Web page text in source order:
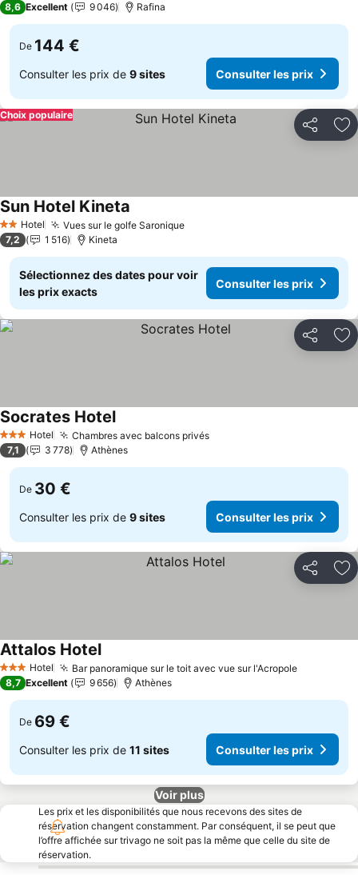
8,6 Excellent 9 046 Rafina
De 144 €
Consulter les prix de 9 sites Consulter les prix
Partager
Choix populaire
2 Étoiles
Hotel Vues sur le golfe Saronique
Sun Hotel Kineta
7,2 1 516 Kineta
Sélectionnez des dates pour voir
les prix exacts
Consulter les prix
Partager
3 ÉtoilesHotel Chambres avec balcons privés
Socrates Hotel
7,1 3 778 Athènes
De 30 €
Consulter les prix de 9 sites Consulter les prix
Partager
3 ÉtoilesHotel Bar panoramique sur le toit avec vue sur l'Acropole
Attalos Hotel
8,7 Excellent 9 656 Athènes
De 69 €
Consulter les prix de 11 sites Consulter les prix
Voir plus
Les prix et les disponibilités que nous recevons des sites de
réservation changent constamment. Par conséquent, il se peut que
l’offre affichée sur trivago ne soit pas la même que celle du site de
réservation.